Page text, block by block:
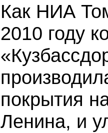
Как НИА
2010 году
покрытия
Ленина, и